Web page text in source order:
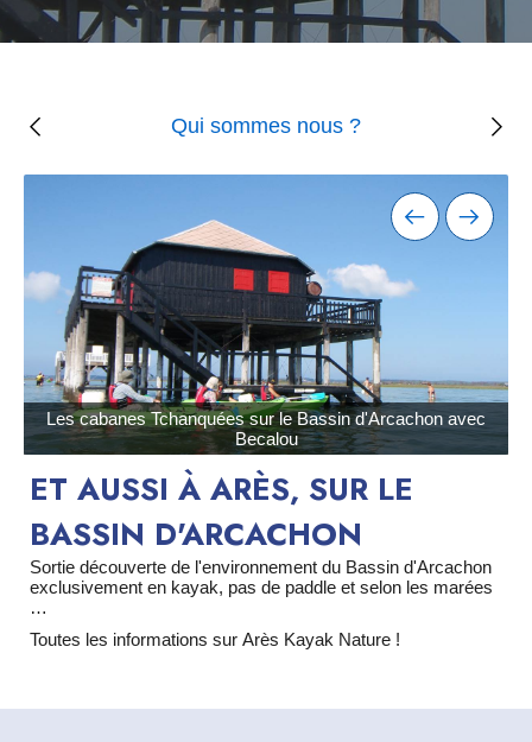
Qui sommes nous ?
Les cabanes Tchanquées sur le Bassin d'Arcachon avec
Becalou
ET AUSSI À ARÈS, SUR LE
BASSIN D'ARCACHON
Sortie découverte de l'environnement du Bassin d'Arcachon
exclusivement en kayak, pas de paddle et selon les marées
…
Toutes les informations sur Arès Kayak Nature !